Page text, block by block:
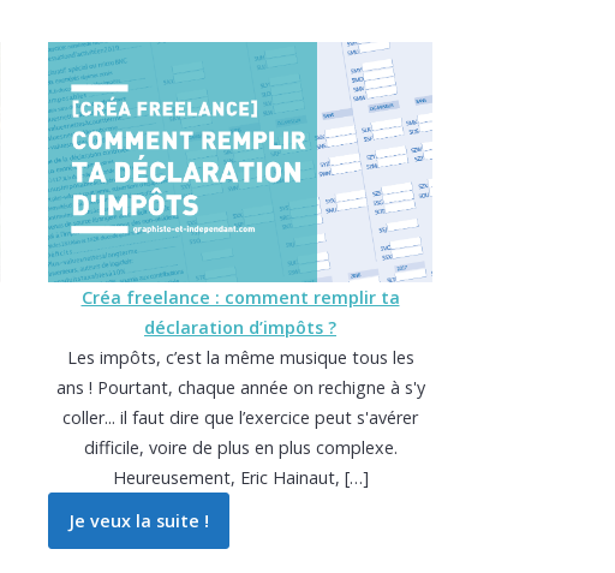
Créa freelance : comment remplir ta
déclaration d’impôts ?
Les impôts, c’est la même musique tous les
ans ! Pourtant, chaque année on rechigne à s'y
coller... il faut dire que l’exercice peut s'avérer
difficile, voire de plus en plus complexe.
Heureusement, Eric Hainaut, […]
Je veux la suite !